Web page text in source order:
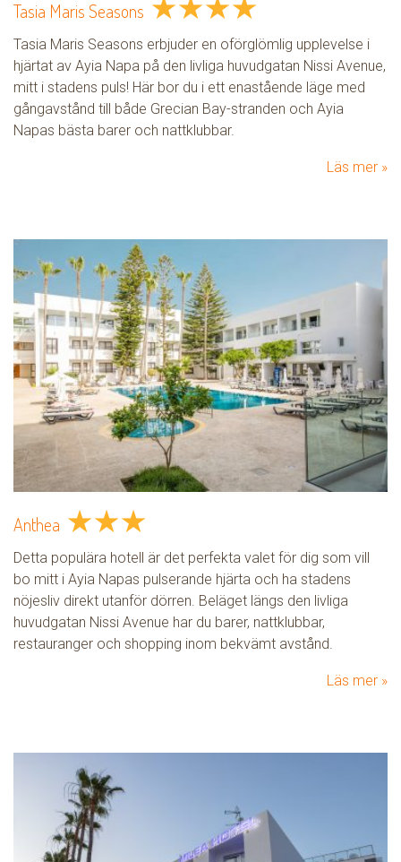
Tasia Maris Seasons ★★★★
Tasia Maris Seasons erbjuder en oförglömlig upplevelse i
hjärtat av Ayia Napa på den livliga huvudgatan Nissi Avenue,
mitt i stadens puls! Här bor du i ett enastående läge med
gångavstånd till både Grecian Bay-stranden och Ayia
Napas bästa barer och nattklubbar.
Läs mer
Anthea ★★★
Detta populära hotell är det perfekta valet för dig som vill
bo mitt i Ayia Napas pulserande hjärta och ha stadens
nöjesliv direkt utanför dörren. Beläget längs den livliga
huvudgatan Nissi Avenue har du barer, nattklubbar,
restauranger och shopping inom bekvämt avstånd.
Läs mer